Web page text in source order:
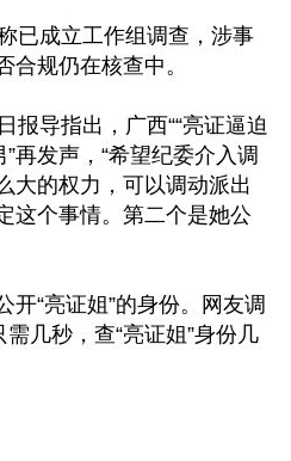
已成立工作组调查，涉事
合规仍在核查中。
报导指出，广西““亮证逼迫
再发声，“希望纪委介入调
大的权力，可以调动派出
这个事情。第二个是她公
开“亮证姐”的身份。网友调
几秒，查“亮证姐”身份几